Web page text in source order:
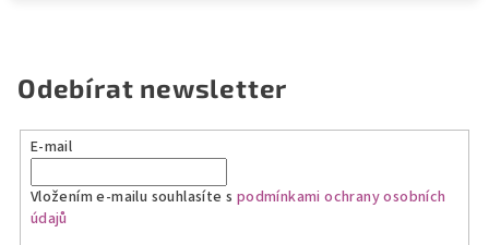
Odebírat newsletter
E-mail
Vložením e-mailu souhlasíte s podmínkami ochrany osobních
údajů